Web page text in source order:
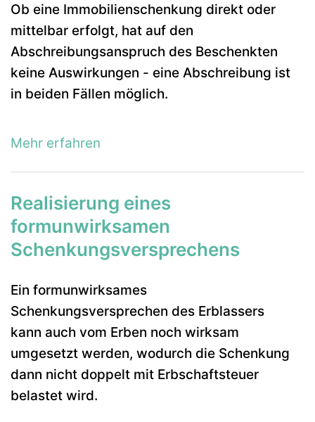
Ob eine Immobilienschenkung direkt oder
mittelbar erfolgt, hat auf den
Abschreibungsanspruch des Beschenkten
keine Auswirkungen - eine Abschreibung ist
in beiden Fällen möglich.
Mehr erfahren
Realisierung eines
formunwirksamen
Schenkungsversprechens
Ein formunwirksames
Schenkungsversprechen des Erblassers
kann auch vom Erben noch wirksam
umgesetzt werden, wodurch die Schenkung
dann nicht doppelt mit Erbschaftsteuer
belastet wird.